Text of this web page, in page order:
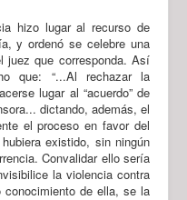
hizo lugar al recurso de
y ordenó se celebre una
juez que corresponda. Así
que: “...Al rechazar la
lugar al “acuerdo” de
dictando, además, el
el proceso en favor del
existido, sin ningún
Convalidar ello sería
la violencia contra
conocimiento de ella, se la